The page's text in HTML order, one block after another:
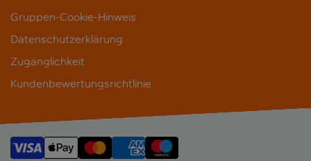
Gruppen-Cookie-Hinweis
Datenschutzerklärung
Zugänglichkeit
Kundenbewertungsrichtlinie